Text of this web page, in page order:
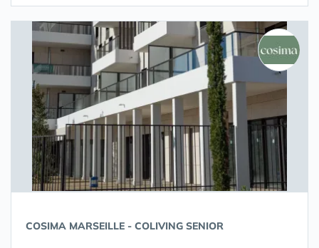
COSIMA MARSEILLE - COLIVING SENIOR